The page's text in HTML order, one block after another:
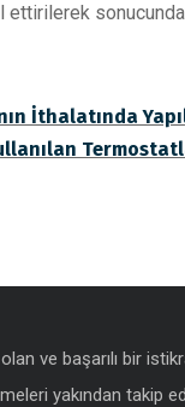
ettirilerek
İthalatında
ve başarılı bir
yakından takip